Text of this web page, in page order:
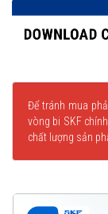
Để tránh mua
vòng bi SKF
chất lượng sản